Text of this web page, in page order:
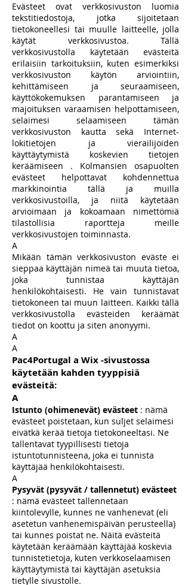
Evästeet ovat verkkosivuston luomia
tekstitiedostoja, jotka sijoitetaan
tietokoneellesi tai muulle laitteelle, jolla
käytät verkkosivustoa. Tällä
verkkosivustolla käytetään evästeitä
erilaisiin tarkoituksiin, kuten esimerkiksi
verkkosivuston käytön arviointiin,
kehittämiseen ja seuraamiseen,
käyttökokemuksen parantamiseen ja
majoituksen varaamisen helpottamiseen,
selaimesi selaamiseen tämän
verkkosivuston kautta sekä Internet-
lokitietojen ja vierailijoiden
käyttäytymistä koskevien tietojen
keräämiseen . Kolmansien osapuolten
evästeet helpottavat kohdennettua
markkinointia tällä ja muilla
verkkosivustoilla, ja niitä käytetään
arvioimaan ja kokoamaan nimettömiä
tilastollisia raportteja meille
verkkosivustojen toiminnasta.
A
Mikään tämän verkkosivuston eväste ei
sieppaa käyttäjän nimeä tai muuta tietoa,
joka tunnistaa käyttäjän
henkilökohtaisesti. He vain tunnistavat
tietokoneen tai muun laitteen. Kaikki tällä
verkkosivustolla evästeiden keräämät
tiedot on koottu ja siten anonyymi.
A
A
Pac4Portugal a Wix -sivustossa
käytetään kahden tyyppisiä
evästeitä:
A
Istunto (ohimenevät) evästeet : nämä
evästeet poistetaan, kun suljet selaimesi
eivätkä kerää tietoja tietokoneeltasi. Ne
tallentavat tyypillisesti tietoja
istuntotunnisteena, joka ei tunnista
käyttäjää henkilökohtaisesti.
A
Pysyvät (pysyvät / tallennetut) evästeet
: nämä evästeet tallennetaan
kiintolevylle, kunnes ne vanhenevat (eli
asetetun vanhenemispäivän perusteella)
tai kunnes poistat ne. Näitä evästeitä
käytetään keräämään käyttäjää koskevia
tunnistetietoja, kuten verkkoselaamisen
käyttäytymistä tai käyttäjän asetuksia
tietylle sivustolle.